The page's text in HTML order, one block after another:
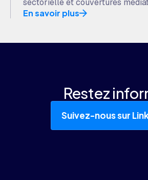
En savoir plus
Restez
Suivez-nous sur